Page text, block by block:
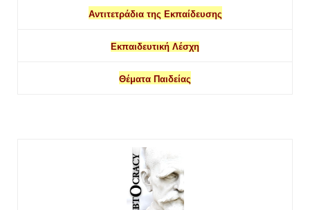
Αντιτετράδια της Εκπαίδευσης
Εκπαιδευτική Λέσχη
Θέματα Παιδείας